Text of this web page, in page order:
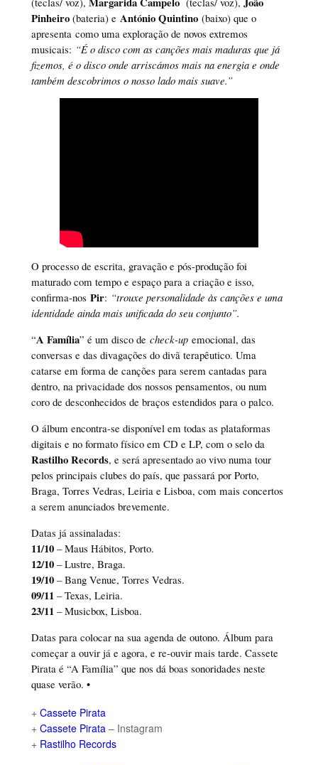
Pinheiro(bateria) e António Quintino(baixo) que o
apresenta como uma exploração de novos extremos
musicais: “É o disco com as canções mais maduras que já
fizemos, é o disco onde arriscámos mais na energia e onde
também descobrimos o nosso lado mais suave.”
O processo de escrita, gravação e pós-produção foi
maturado com tempo e espaço para a criação e isso,
confirma-nos Pir: “trouxe personalidade às canções e uma
identidade ainda mais unificada do seu conjunto”.
“A Família” é um disco de check-upemocional, das
conversas e das divagações do divã terapêutico. Uma
catarse em forma de canções para serem cantadas para
dentro, na privacidade dos nossos pensamentos, ou num
coro de desconhecidos de braços estendidos para o palco.
O álbum encontra-se disponível em todas as plataformas
digitais e no formato físico em CD e LP, com o selo da
Rastilho Records, e será apresentado ao vivo numa tour
pelos principais clubes do país, que passará por Porto,
Braga, Torres Vedras, Leiria e Lisboa, com mais concertos
a serem anunciados brevemente.
Datas já assinaladas:
11/10– Maus Hábitos, Porto.
12/10– Lustre, Braga.
19/10– Bang Venue, Torres Vedras.
09/11 – Texas, Leiria.
23/11 – Musicbox, Lisboa.
Datas para colocar na sua agenda de outono. Álbum para
começar a ouvir já e agora, e re-ouvir mais tarde. Cassete
Pirata é “A Família” que nos dá boas sonoridades neste
quase verão. •
+ Cassete Pirata
+Cassete Pirata – Instagram
+ Rastilho Records